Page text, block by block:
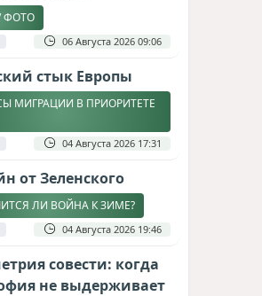
ФОТО
06 Августа 2026 09:06
стык Европы
МИГРАЦИИ В ПРИОРИТЕТЕ
04 Августа 2026 17:31
от Зеленского
ЛИ ВОЙНА К ЗИМЕ?
04 Августа 2026 19:46
совести: когда
не выдерживает